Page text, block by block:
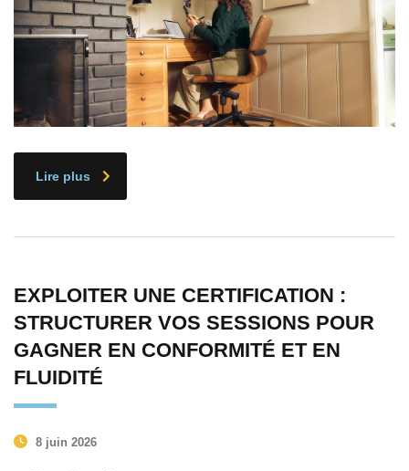
Lire plus
EXPLOITER UNE CERTIFICATION :
STRUCTURER VOS SESSIONS POUR
GAGNER EN CONFORMITÉ ET EN
FLUIDITÉ
8 juin 2026